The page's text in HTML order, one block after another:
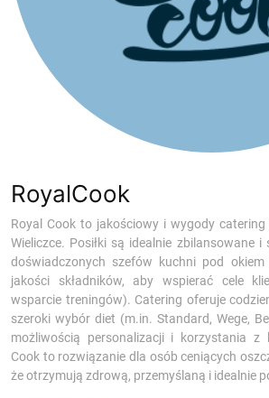
RoyalCook
Royal Cook to jakościowy i wygody
Wieliczce. Posiłki są idealnie zbilansowane
doświadczonych szefów kuchni pod
jakości składników, aby wspierać cele
wsparcie treningów). Catering oferuje
szeroki wybór diet (m.in. Standard, Wege,
możliwością personalizacji i korzystania z
Cook to rozwiązanie dla osób ceniących
że otrzymują zdrową, przemyślaną i idealnie